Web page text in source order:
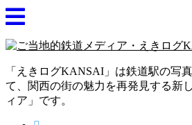
「えきログKANSAI」は鉄道駅の写
て、関西の街の魅力を再発見する新
ィア」です。